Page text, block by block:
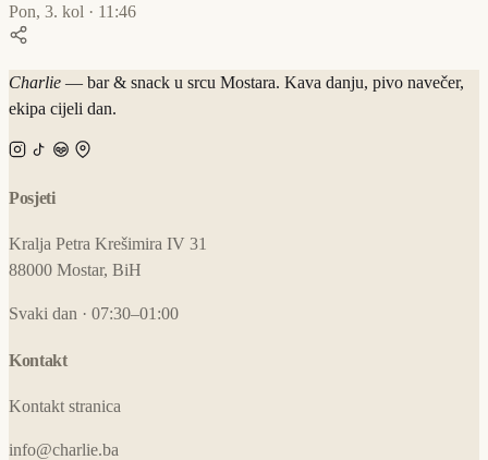
Pon, 3. kol · 11:46
Charlie — bar & snack u srcu Mostara. Kava danju, pivo navečer,
ekipa cijeli dan.
Posjeti
Kralja Petra Krešimira IV 31
88000 Mostar, BiH
Svaki dan · 07:30–01:00
Kontakt
Kontakt stranica
info@charlie.ba